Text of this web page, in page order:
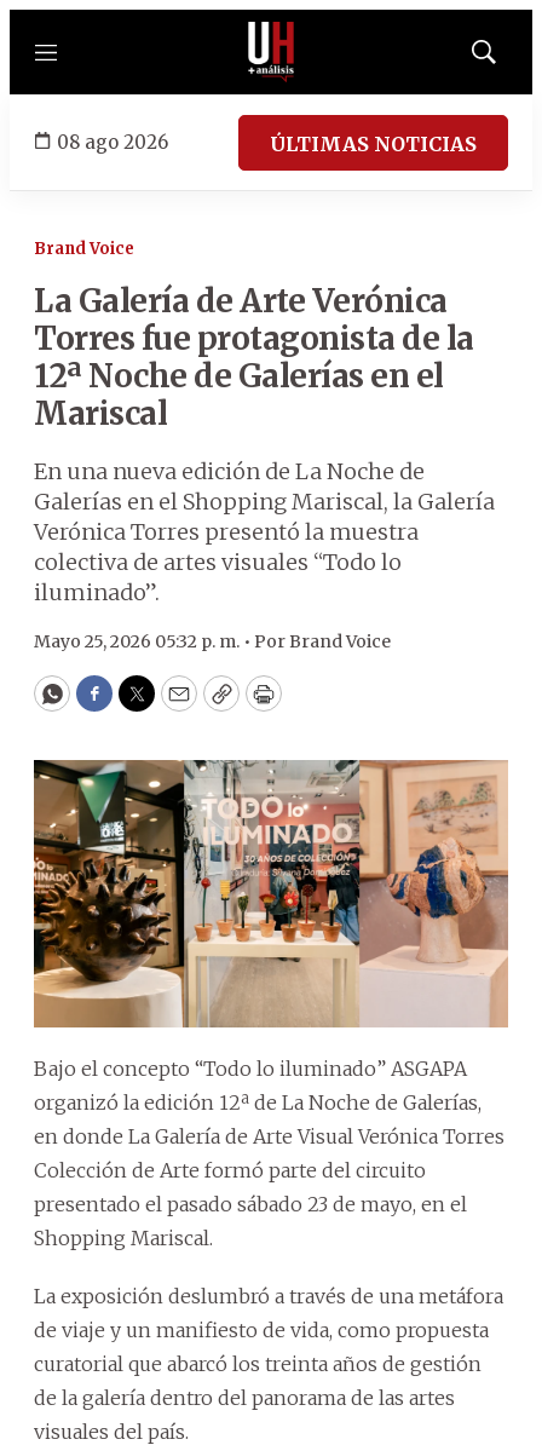
Menú
Mostrar
08 ago 2026 ÚLTIMAS NOTICIAS
Brand Voice
La Galería de Arte Verónica
Torres fue protagonista de la
12ª Noche de Galerías en el
Mariscal
En una nueva edición de La Noche de
Galerías en el Shopping Mariscal, la Galería
Verónica Torres presentó la muestra
colectiva de artes visuales “Todo lo
iluminado”.
Mayo 25, 2026 05:32 p. m. • PorBrand Voice
WhatsApp
Facebook
Twitter
EmailCopyPrint
Bajo el concepto “Todo lo iluminado” ASGAPA
organizó la edición 12ª de La Noche de Galerías,
en donde La Galería de Arte Visual Verónica Torres
Colección de Arte formó parte del circuito
presentado el pasado sábado 23 de mayo, en el
Shopping Mariscal.
La exposición deslumbró a través de una metáfora
de viaje y un manifiesto de vida, como propuesta
curatorial que abarcó los treinta años de gestión
de la galería dentro del panorama de las artes
visuales del país.